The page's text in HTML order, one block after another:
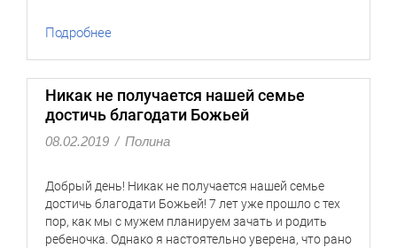
Подробнее
Никак не получается нашей семье
достичь благодати Божьей
08.02.2019 / Полина
Добрый день! Никак не получается нашей семье
достичь благодати Божьей! 7 лет уже прошло с тех
пор, как мы с мужем планируем зачать и родить
ребеночка. Однако я настоятельно уверена, что рано